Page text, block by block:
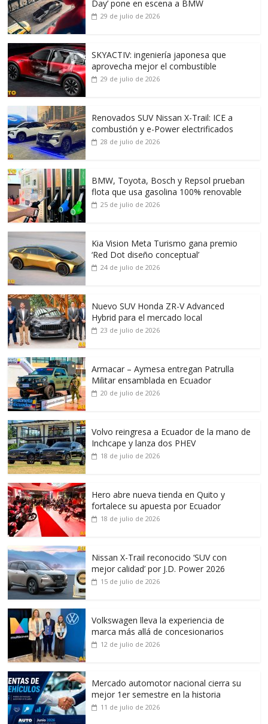
Day’ pone en escena a BMW
29 de julio de 2026
SKYACTIV: ingeniería japonesa que
aprovecha mejor el combustible
29 de julio de 2026
Renovados SUV Nissan X-Trail: ICE a
combustión y e-Power electrificados
28 de julio de 2026
BMW, Toyota, Bosch y Repsol prueban
flota que usa gasolina 100% renovable
25 de julio de 2026
Kia Vision Meta Turismo gana premio
‘Red Dot diseño conceptual’
24 de julio de 2026
Nuevo SUV Honda ZR-V Advanced
Hybrid para el mercado local
23 de julio de 2026
Armacar – Aymesa entregan Patrulla
Militar ensamblada en Ecuador
20 de julio de 2026
Volvo reingresa a Ecuador de la mano de
Inchcape y lanza dos PHEV
18 de julio de 2026
Hero abre nueva tienda en Quito y
fortalece su apuesta por Ecuador
18 de julio de 2026
Nissan X-Trail reconocido ‘SUV con
mejor calidad’ por J.D. Power 2026
15 de julio de 2026
Volkswagen lleva la experiencia de
marca más allá de concesionarios
12 de julio de 2026
Mercado automotor nacional cierra su
mejor 1er semestre en la historia
11 de julio de 2026